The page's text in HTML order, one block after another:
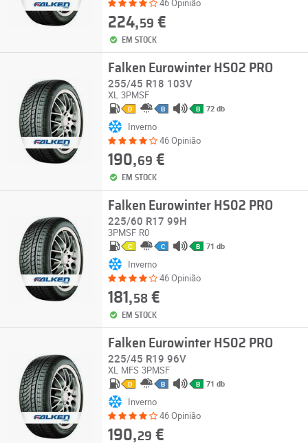
46 Opinião
224,59 €
EM STOCK
Falken Eurowinter HS02 PRO
255/45 R18 103V
XL 3PMSF
D B B 72 db
Inverno
46 Opinião
190,69 €
EM STOCK
Falken Eurowinter HS02 PRO
225/60 R17 99H
3PMSF R0
C C B 71 db
Inverno
46 Opinião
181,58€
EM STOCK
Falken Eurowinter HS02 PRO
225/45 R19 96V
XL MFS 3PMSF
D B B 71 db
Inverno
46 Opinião
190,29 €